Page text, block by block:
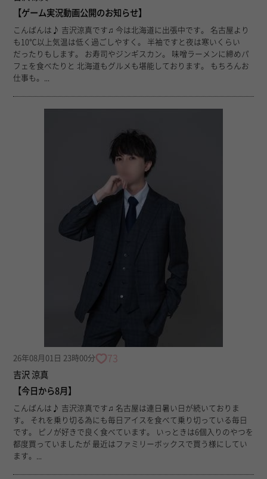
【ゲーム実況動画公開のお知らせ】
こんばんは♪ 吉沢涼真です♫ 今は北海道に出張中です。 名古屋より
も10℃以上気温は低く過ごしやすく。 半袖ですと夜は寒いくらい
だったりもします。 お寿司やジンギスカン。 味噌ラーメンに締めパ
フェを食べたりと 北海道もグルメも堪能しております。 もちろんお
仕事も。...
26年08月01日 23時00分 73
吉沢 涼真
【今日から8月】
こんばんは♪ 吉沢涼真です♫ 名古屋は連日暑い日が続いておりま
す。 それを乗り切る為にも毎日アイスを食べて乗り切っている毎日
です。 ピノが好きで良く食べています。 いっときは6個入りのやつを
都度買っていましたが 最近はファミリーボックスで買う様にしてい
ます。...